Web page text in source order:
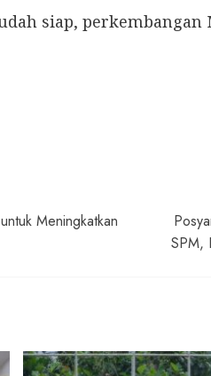
siap, perkembangan
Meningkatkan
SPM,